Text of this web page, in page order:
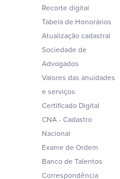
Recorte digital
Tabela de Honorários
Atualização cadastral
Sociedade de
Advogados
Valores das anuidades
e serviços
Certificado Digital
CNA - Cadastro
Nacional
Exame de Ordem
Banco de Talentos
Correspondência